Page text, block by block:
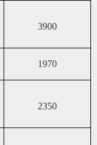
3900
1970
2350